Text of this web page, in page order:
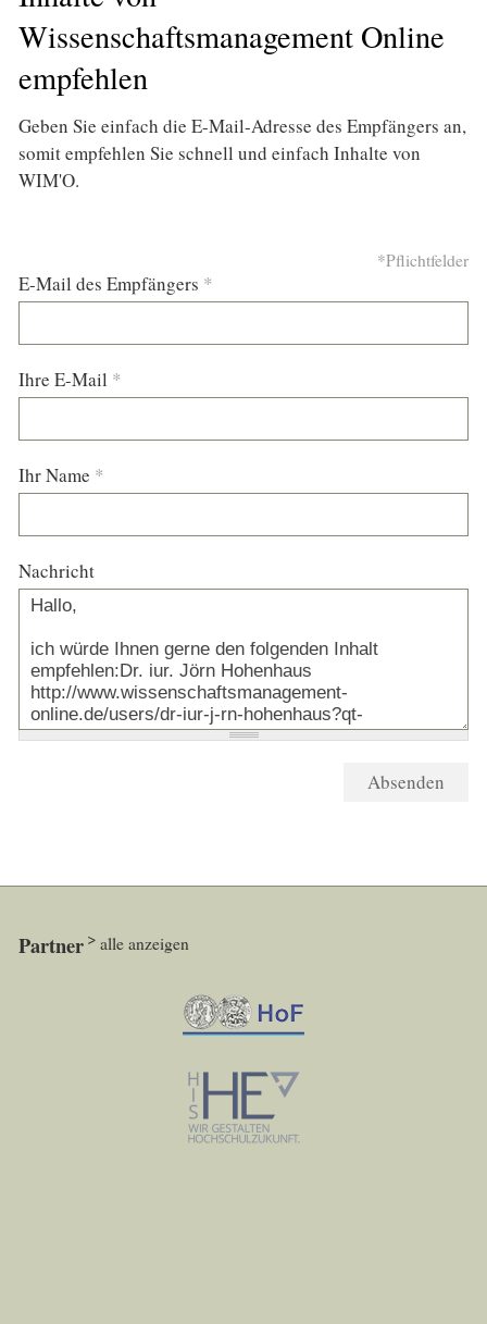
Wissenschaftsmanagement Online
empfehlen
Geben Sie einfach die E-Mail-Adresse des Empfängers an,
somit empfehlen Sie schnell und einfach Inhalte von
WIM'O.
*Pflichtfelder
E-Mail des Empfängers *
Ihre E-Mail *
Ihr Name *
Nachricht
Partner alle anzeigen